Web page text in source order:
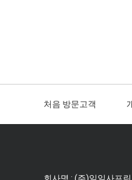
처음 방문고객